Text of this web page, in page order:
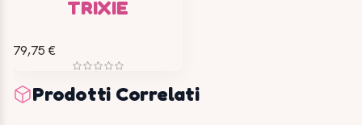
TRIXIE
79,75 €
Prodotti Correlati